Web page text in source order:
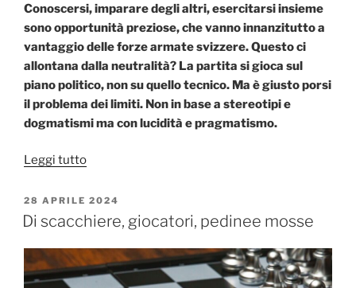
Conoscersi, imparare degli altri, esercitarsi insieme
sono opportunità preziose, che vanno innanzitutto a
vantaggio delle forze armate svizzere. Questo ci
allontana dalla neutralità? La partita si gioca sul
piano politico, non su quello tecnico. Ma è giusto porsi
il problema dei limiti. Non in base a stereotipi e
dogmatismi ma con lucidità e pragmatismo.
Leggi tutto“Cooperazione
e
Rubicone
PUBBLICATO
IL
28 APRILE 2024
Di scacchiere, giocatori, pedinee mosse